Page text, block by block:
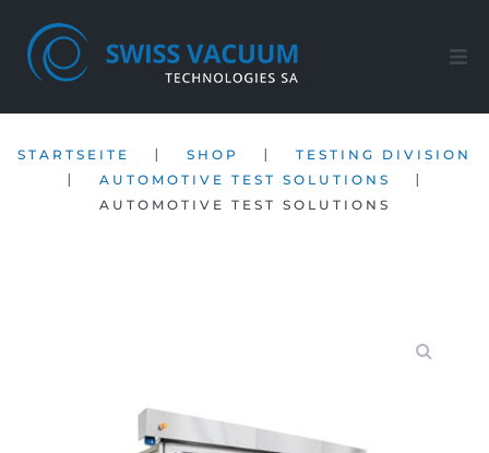
STARTSEITE | SHOP | TESTING DIVISION
| AUTOMOTIVE TEST SOLUTIONS |
AUTOMOTIVE TEST SOLUTIONS